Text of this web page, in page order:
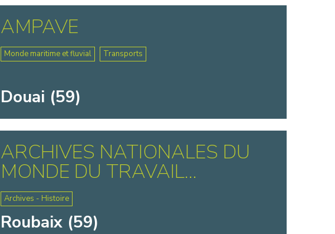
AMPAVE
Monde maritime et fluvial Transports
Douai (59)
ARCHIVES NATIONALES DU
MONDE DU TRAVAIL...
Archives - Histoire
Roubaix (59)